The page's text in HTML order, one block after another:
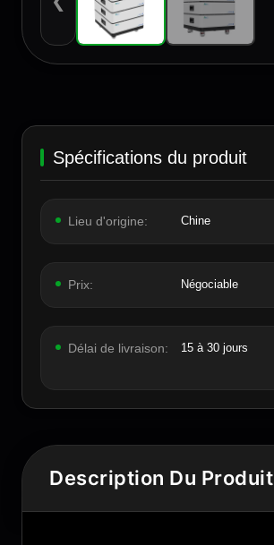
Spécifications du produit
Lieu d'origine: Chine
Prix: Négociable
Délai de livraison: 15 à 30 jours
Description Du Produit